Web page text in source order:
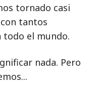
tornado casi
tantos
el mundo.
nada. Pero